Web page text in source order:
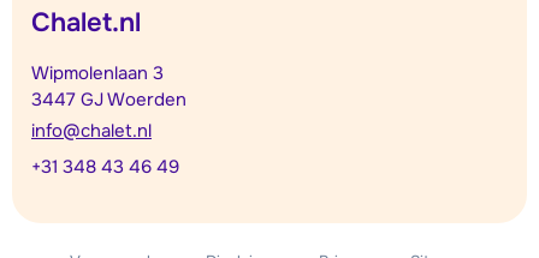
Chalet.nl
Wipmolenlaan 3
3447 GJ Woerden
info@chalet.nl
+31 348 43 46 49